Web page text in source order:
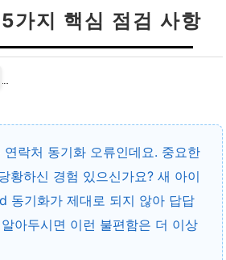
가지 핵심 점검 사항
락처 동기화 오류인데요. 중요한
황하신 경험 있으신가요? 새 아이
동기화가 제대로 되지 않아 답답
아두시면 이런 불편함은 더 이상